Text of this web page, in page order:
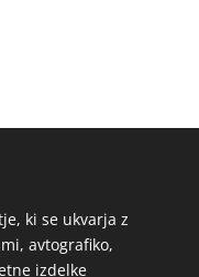
ki se ukvarja z
avtografiko,
izdelke